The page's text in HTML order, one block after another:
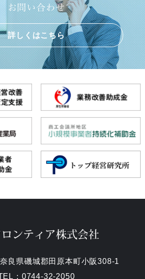
お問い合わせ
詳しくはこちら
良県磯城郡田原本町小阪308-1
：0744-32-2050